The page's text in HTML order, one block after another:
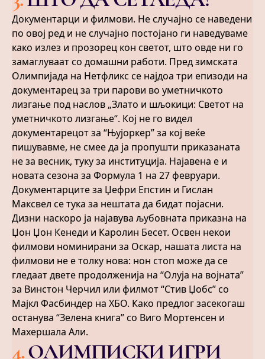
Документарци и филмови. Не случајно се наведени
по овој ред и не случајно постојано ги наведуваме
како излез и прозорец кон светот, што овде ни го
замаглуваат со домашни работи. Пред зимската
Олимпијада на Нетфликс се најдоа три епизоди на
документарец за три парови во уметничкото
лизгање под наслов „Злато и шљокици: Светот на
уметничкото лизгање“. Кој не го видел
документарецот за “Њујоркер” за кој веќе
пишувавме, не смее да ја пропушти приказаната
не за весник, туку за институција. Најавена е и
новата сезона за Формула 1 на 27 февруари.
Документарците за Џефри Епстин и Гислан
Максвел се тука за нештата да бидат појасни.
Дизни наскоро ја најавува љубовната приказна на
Џон Џон Кенеди и Каролин Бесет. Освен некои
филмови номинирани за Оскар, нашата листа на
филмови не е толку нова: нон стоп може да се
гледаат двете продолженија на “Олуја на војната”
за Винстон Черчил или филмот “Стив Џобс” со
Мајкл Фасбиндер на ХБО. Како предлог засекогаш
останува “Зелена книга” со Виго Мортенсен и
Махершала Али.
4.ОЛИМПИСКИ ИГРИ